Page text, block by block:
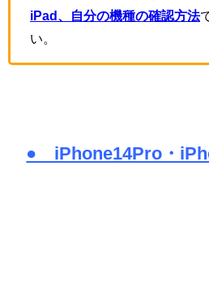
iPad、自分の機種の確認方法
い。
● iPhone14Pro・